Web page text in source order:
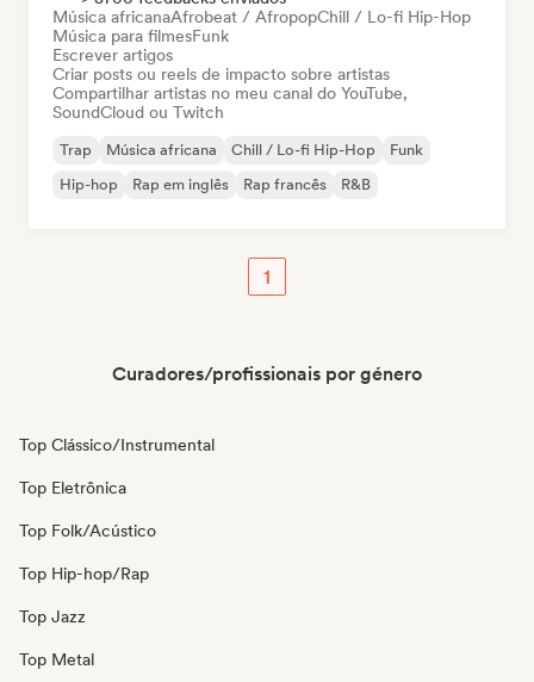
Música africanaAfrobeat / AfropopChill / Lo-fi Hip-Hop
Música para filmesFunk
Escrever artigos
Criar posts ou reels de impacto sobre artistas
Compartilhar artistas no meu canal do YouTube,
SoundCloud ou Twitch
Trap Música africana Chill / Lo-fi Hip-Hop
Funk
Hip-hop
Rap em inglês Rap francês R&B
1
Curadores/profissionais por género
Top Clássico/Instrumental
Top Eletrônica
Top Folk/Acústico
Top Hip-hop/Rap
Top Jazz
Top Metal